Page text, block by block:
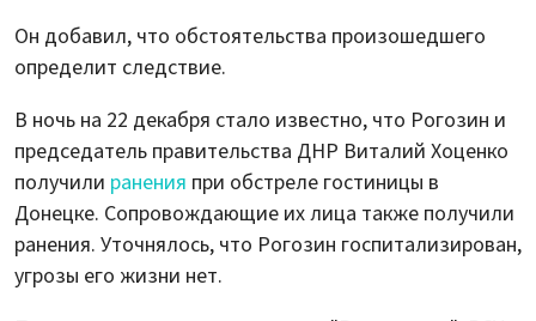
Он добавил, что обстоятельства произошедшего
определит следствие.
В ночь на 22 декабря стало известно, что Рогозин и
председатель правительства ДНР Виталий Хоценко
получили ранения при обстреле гостиницы в
Донецке. Сопровождающие их лица также получили
ранения. Уточнялось, что Рогозин госпитализирован,
угрозы его жизни нет.